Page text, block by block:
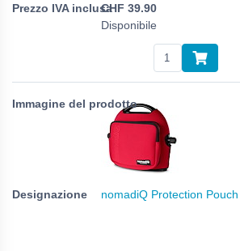
CHF 39.90
Disponibile
nomadiQ Protection